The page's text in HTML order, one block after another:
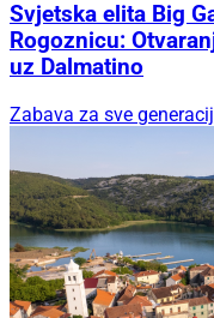
Svjetska elita Big
Rogoznicu:
uz Dalmatino
Zabava za sve